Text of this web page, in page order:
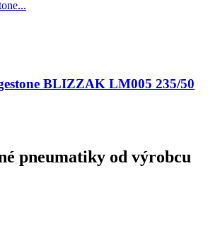
BLIZZAK LM005 235/50
pneumatiky od výrobcu